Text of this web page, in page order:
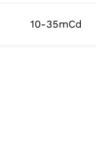
10-35mCd